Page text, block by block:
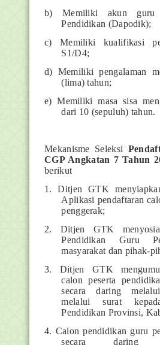
b) Memiliki akun
Pendidikan (Dapodik);
c) Memiliki kualifikasi
S1/D4;
d) Memiliki pengalaman
(lima) tahun;
e) Memiliki masa sisa
dari 10 (sepuluh) tahun.
Mekanisme Seleksi
CGP Angkatan 7 Tahun
berikut
1. Ditjen GTK
Aplikasi pendaftaran
penggerak;
2. Ditjen GTK
Pendidikan Guru
masyarakat dan pihak-
3. Ditjen GTK
calon peserta
secara daring
melalui surat
Pendidikan Provinsi,
4. Calon pendidikan guru
secara daring